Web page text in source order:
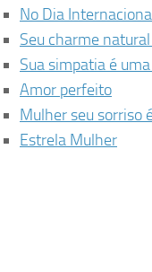
No Dia
Seu charme
Sua simpatia é
Amor perfeito
Mulher seu sorriso
Estrela Mulher